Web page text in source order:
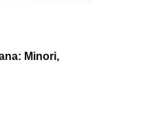
Minori,